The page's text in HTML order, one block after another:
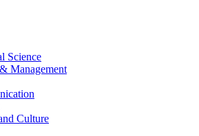
Science
Management
Culture